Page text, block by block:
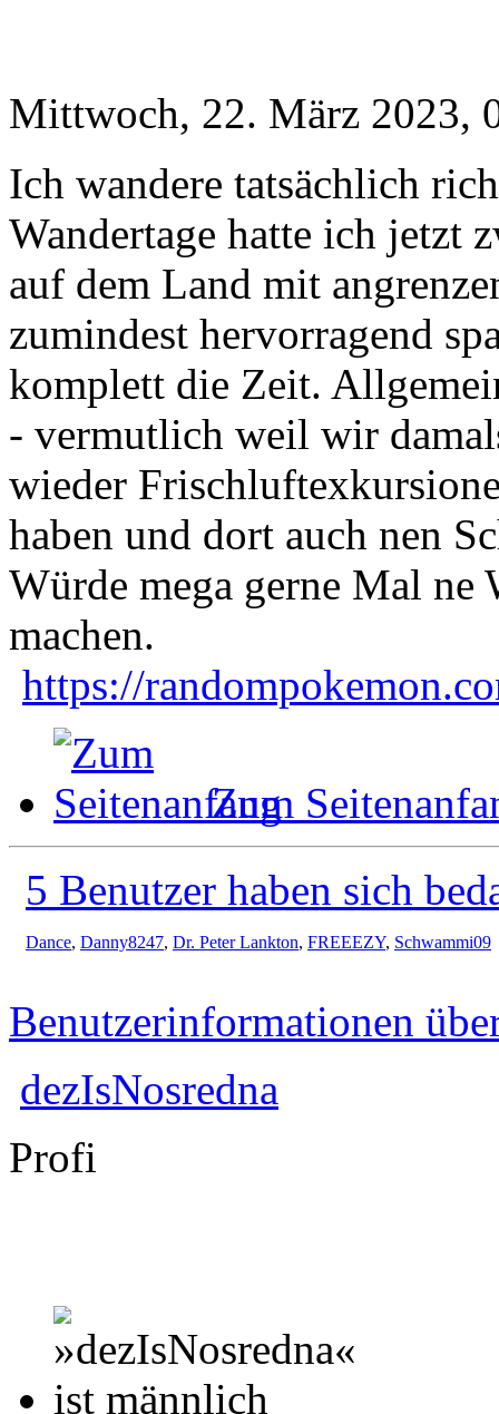
Mittwoch, 22. März 2023,
Ich wandere tatsächlich
Wandertage hatte ich jetzt
auf dem Land mit
zumindest hervorragend
komplett die Zeit.
- vermutlich weil wir
wieder
haben und dort auch nen
Würde mega gerne Mal ne
machen.
https://
Zum
5 Benutzer haben sich
Dance, Danny8247, Dr. Peter Lankton, FREEEZY, Schwammi09
Benutzerinformationen
dezIsNosredna
Profi